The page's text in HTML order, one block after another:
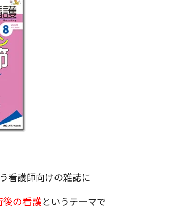
看護師向けの雑誌に
の看護というテーマで